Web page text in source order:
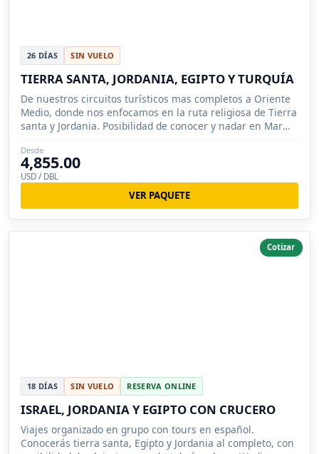
26 DÍAS SIN VUELO
TIERRA SANTA, JORDANIA, EGIPTO Y TURQUÍA
De nuestros circuitos turísticos mas completos a Oriente
Medio, donde nos enfocamos en la ruta religiosa de Tierra
santa y Jordania. Posibilidad de conocer y nadar en Mar
Desde
4,855.00
USD / DBL
VER PAQUETE
Cotizar
18 DÍAS SIN VUELO RESERVA ONLINE
ISRAEL, JORDANIA Y EGIPTO CON CRUCERO
Viajes organizado en grupo con tours en español.
Conocerás tierra santa, Egipto y Jordania al completo, con